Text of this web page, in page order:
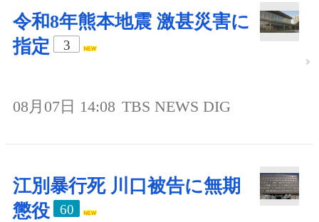
令和8年熊本地震 激甚災害に
指定
3
08月07日 14:08 TBS NEWS DIG
江別暴行死 川口被告に無期
懲役
60